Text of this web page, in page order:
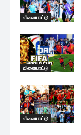
விளையாட்டு
விளையாட்டு
விளையாட்டு